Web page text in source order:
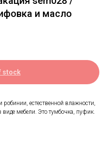
и масло
stock
естественной влажности,
мебели. Это тумбочка, пуфик.